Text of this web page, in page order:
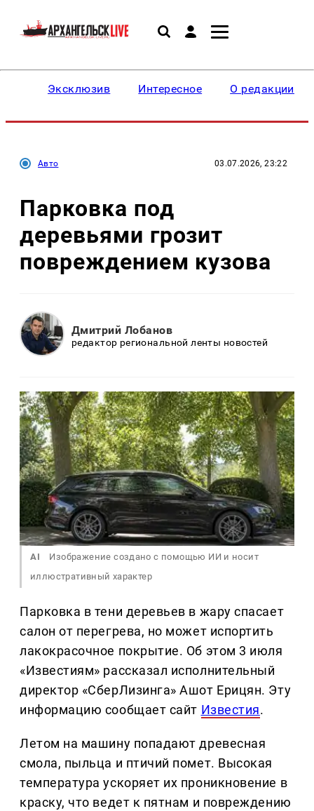
Эксклюзив Интересное О редакции
Авто 03.07.2026, 23:22
Парковка под
деревьями грозит
повреждением кузова
Дмитрий Лобанов
редактор региональной ленты новостей
AI
Изображение создано с помощью ИИ и носит
иллюстративный характер
Парковка в тени деревьев в жару спасает
салон от перегрева, но может испортить
лакокрасочное покрытие. Об этом 3 июля
«Известиям» рассказал исполнительный
директор «СберЛизинга» Ашот Ерицян. Эту
информацию сообщает сайт Известия.
Летом на машину попадают древесная
смола, пыльца и птичий помет. Высокая
температура ускоряет их проникновение в
краску, что ведет к пятнам и повреждению